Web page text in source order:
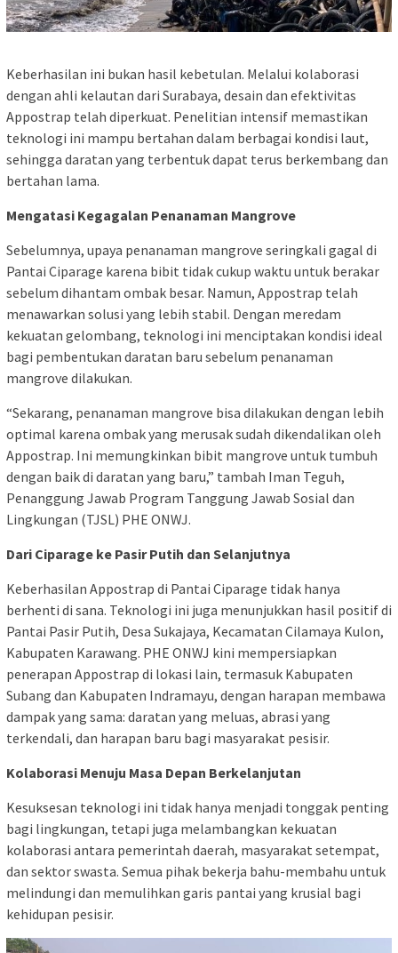
Keberhasilan ini bukan hasil kebetulan. Melalui kolaborasi
dengan ahli kelautan dari Surabaya, desain dan efektivitas
Appostrap telah diperkuat. Penelitian intensif memastikan
teknologi ini mampu bertahan dalam berbagai kondisi laut,
sehingga daratan yang terbentuk dapat terus berkembang dan
bertahan lama.
Mengatasi Kegagalan Penanaman Mangrove
Sebelumnya, upaya penanaman mangrove seringkali gagal di
Pantai Ciparage karena bibit tidak cukup waktu untuk berakar
sebelum dihantam ombak besar. Namun, Appostrap telah
menawarkan solusi yang lebih stabil. Dengan meredam
kekuatan gelombang, teknologi ini menciptakan kondisi ideal
bagi pembentukan daratan baru sebelum penanaman
mangrove dilakukan.
“Sekarang, penanaman mangrove bisa dilakukan dengan lebih
optimal karena ombak yang merusak sudah dikendalikan oleh
Appostrap. Ini memungkinkan bibit mangrove untuk tumbuh
dengan baik di daratan yang baru,” tambah Iman Teguh,
Penanggung Jawab Program Tanggung Jawab Sosial dan
Lingkungan (TJSL) PHE ONWJ.
Dari Ciparage ke Pasir Putih dan Selanjutnya
Keberhasilan Appostrap di Pantai Ciparage tidak hanya
berhenti di sana. Teknologi ini juga menunjukkan hasil positif di
Pantai Pasir Putih, Desa Sukajaya, Kecamatan Cilamaya Kulon,
Kabupaten Karawang. PHE ONWJ kini mempersiapkan
penerapan Appostrap di lokasi lain, termasuk Kabupaten
Subang dan Kabupaten Indramayu, dengan harapan membawa
dampak yang sama: daratan yang meluas, abrasi yang
terkendali, dan harapan baru bagi masyarakat pesisir.
Kolaborasi Menuju Masa Depan Berkelanjutan
Kesuksesan teknologi ini tidak hanya menjadi tonggak penting
bagi lingkungan, tetapi juga melambangkan kekuatan
kolaborasi antara pemerintah daerah, masyarakat setempat,
dan sektor swasta. Semua pihak bekerja bahu-membahu untuk
melindungi dan memulihkan garis pantai yang krusial bagi
kehidupan pesisir.